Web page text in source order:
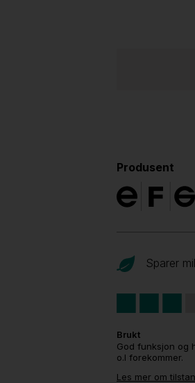
Produsent
Sparer
Brukt
God funksjon og
o.l forekommer.
Les mer om